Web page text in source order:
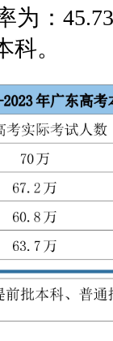
为：
科。